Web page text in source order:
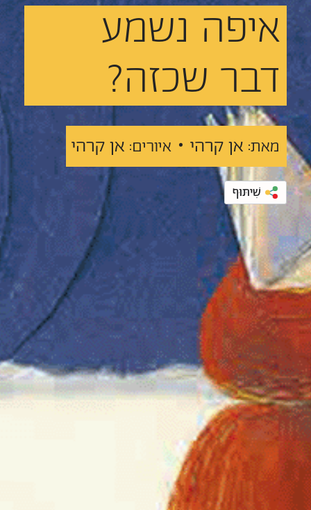
איפה נשמע
דבר שכזה?
מאת: אן קרהי • איורים: אן קרהי
שִׁיתּוּף